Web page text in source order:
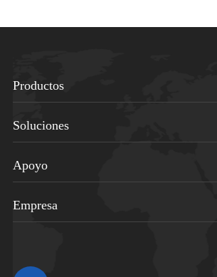
Productos
Soluciones
Apoyo
Empresa